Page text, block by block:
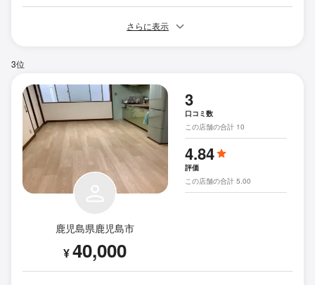
さらに表示
3位
鹿児島県鹿児島市
¥40,000
3
口コミ数
この店舗の合計 10
4.84
評価
この店舗の合計 5.00